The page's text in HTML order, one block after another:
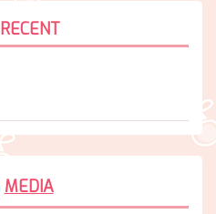
RECENT
MEDIA